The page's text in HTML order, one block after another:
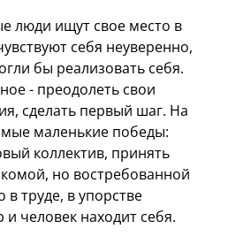
люди ищут свое место в
себя неуверенно,
бы реализовать себя.
- преодолеть свои
сделать первый шаг. На
маленькие победы:
коллектив, принять
но востребованной
труде, в упорстве
и человек находит себя.